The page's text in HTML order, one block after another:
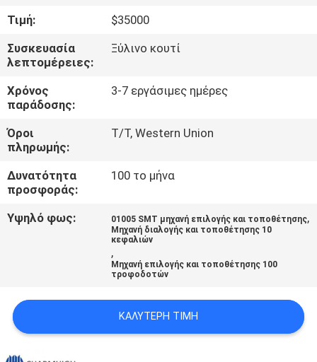
ΠΟΙΌΤΗΤΑΣ
ΕΠΙΚΟΙΝΩΝΉΣΤΕ
ΜΑΖΊ
ΜΑΣ
ΝΈΑ
SHOPPING
ΧΆΡΤΗΣ
ΙΣΤΟΣΕΛΊΔΑΣ
Τιμή:
$35000
Συσκευασία
λεπτομέρειες:
Ξύλινο κουτί
Χρόνος
παράδοσης:
3-7 εργάσιμες ημέρες
Όροι
πληρωμής:
T/T, Western Union
Δυνατότητα
προσφοράς:
100 το μήνα
Υψηλό φως: 01005 SMT μηχανή επιλογής και τοποθέτησης,
Μηχανή διαλογής και τοποθέτησης 10
κεφαλιών
,
Μηχανή επιλογής και τοποθέτησης 100
τροφοδοτών
ΚΑΛΎΤΕΡΗ ΤΙΜΉ